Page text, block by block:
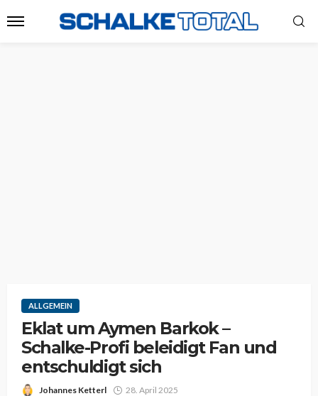
ALLGEMEIN
Eklat um Aymen Barkok –
Schalke-Profi beleidigt Fan und
entschuldigt sich
Johannes Ketterl 28. April 2025